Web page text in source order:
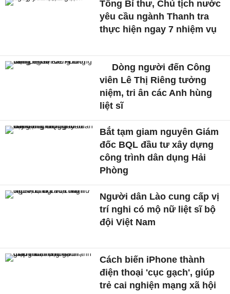
Tổng Bí thư, Chủ tịch nước
yêu cầu ngành Thanh tra
thực hiện ngay 7 nhiệm vụ
Dòng người đến Công
viên Lê Thị Riêng tưởng
niệm, tri ân các Anh hùng
liệt sĩ
Bắt tạm giam nguyên Giám
đốc BQL đầu tư xây dựng
công trình dân dụng Hải
Phòng
Người dân Lào cung cấp vị
trí nghi có mộ nữ liệt sĩ bộ
đội Việt Nam
Cách biến iPhone thành
điện thoại 'cục gạch', giúp
trẻ cai nghiện mạng xã hội